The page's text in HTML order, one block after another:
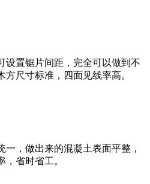
设置锯片间距，完全可以做到不
尺寸标准，四面见线率高。
一，做出来的混凝土表面平整，
，省时省工。